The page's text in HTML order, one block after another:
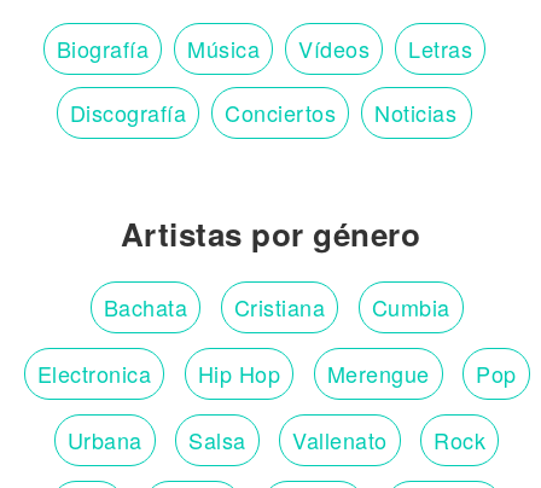
Biografía Música Vídeos Letras
Discografía Conciertos Noticias
Artistas por género
Bachata Cristiana Cumbia
Electronica Hip Hop Merengue Pop
Urbana Salsa Vallenato Rock